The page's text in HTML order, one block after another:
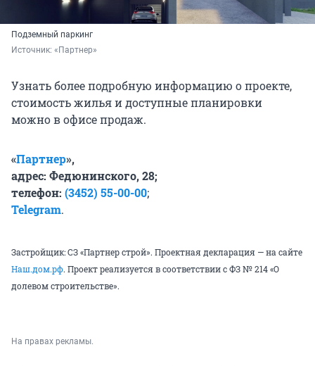
Подземный паркинг
Источник: «Партнер»
Узнать более подробную информацию о проекте,
стоимость жилья и доступные планировки
можно в офисе продаж.
«Партнер»,
адрес: Федюнинского, 28;
телефон: (3452) 55-00-00;
Telegram.
Застройщик: СЗ «Партнер строй». Проектная декларация — на сайте
Наш.дом.рф. Проект реализуется в соответствии с ФЗ № 214 «О
долевом строительстве».
На правах рекламы.